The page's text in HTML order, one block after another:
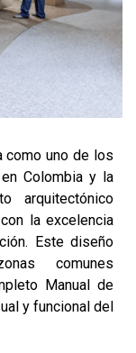
como uno de los
Colombia y la
arquitectónico
la excelencia
Este diseño
comunes
Manual de
y funcional del